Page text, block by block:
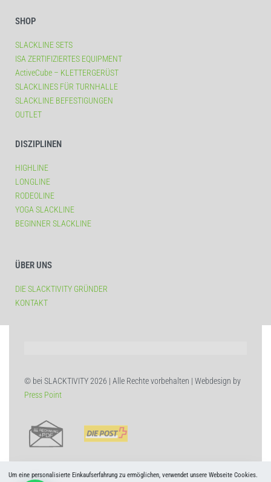
SHOP
SLACKLINE SETS
ISA ZERTIFIZIERTES EQUIPMENT
ActiveCube – KLETTERGERÜST
SLACKLINES FÜR TURNHALLE
SLACKLINE BEFESTIGUNGEN
OUTLET
DISZIPLINEN
HIGHLINE
LONGLINE
RODEOLINE
YOGA SLACKLINE
BEGINNER SLACKLINE
ÜBER UNS
DIE SLACKTIVITY GRÜNDER
KONTAKT
© bei SLACKTIVITY 2026 | Alle Rechte vorbehalten | Webdesign by
Press Point
Um eine personalisierte Einkaufserfahrung zu ermöglichen, verwendet unsere Webseite Cookies.